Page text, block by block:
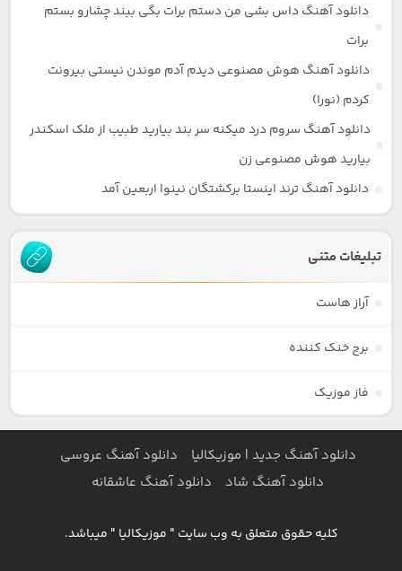
دانلود آهنگ داس بشی من دستم برات بگی ببند چشارو بستم
برات
دانلود آهنگ هوش مصنوعی دیدم آدم موندن نیستی بیرونت
کردم (نورا)
دانلود آهنگ سروم درد میکنه سر بند بیارید طبیب از ملک اسکندر
بیارید هوش مصنوعی زن
دانلود آهنگ ترند اینستا برکشتگان نینوا اربعین آمد
تبلیغات متنی
آراز هاست
برج خنک کننده
فاز موزیک
دانلود آهنگ جدید | موزیکالیا
دانلود آهنگ عروسی
دانلود آهنگ شاد
دانلود آهنگ عاشقانه
کلیه حقوق متعلق به وب سایت " موزیکالیا " میباشد.